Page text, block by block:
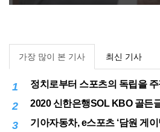
가장 많이 본 기사 최신 기사
1 정치로부터 스포츠의 독립을 주장하는 투사,
2 2020 신한은행SOL KBO 골든글러브
3 기아자동차, e스포츠 ‘담원 게이밍’